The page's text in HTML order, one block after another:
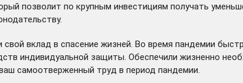
позволит по крупным инвестициям получать
вклад в спасение жизней. Во время пандемии
индивидуальной защиты. Обеспечили жизненно
самоотверженный труд в период пандемии.